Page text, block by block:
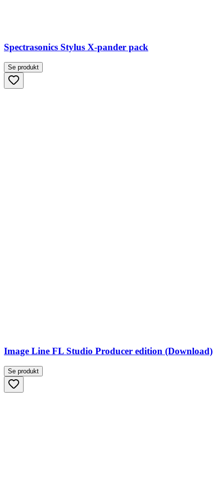
Spectrasonics Stylus X-pander pack
Se produkt
Image Line FL Studio Producer edition (Download)
Se produkt